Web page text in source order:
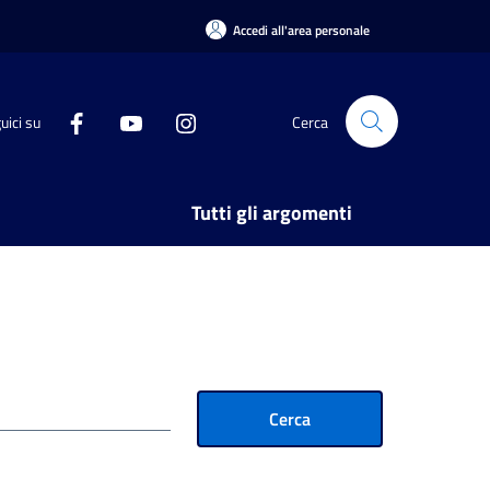
Accedi all'area personale
su Cerca
Tutti gli argomenti
Cerca